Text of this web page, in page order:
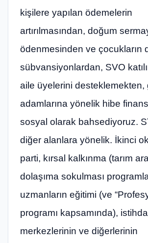
kişilere yapılan ödemelerin
artırılmasından, doğum
ödenmesinden ve çocukların
sübvansiyonlardan, SVO
aile üyelerini desteklemekten,
adamlarına yönelik hibe
sosyal olarak bahsediyoruz.
diğer alanlara yönelik. İkinci
parti, kırsal kalkınma (tarım
dolaşıma sokulması
uzmanların eğitimi (ve
programı kapsamında),
merkezlerinin ve diğerlerinin